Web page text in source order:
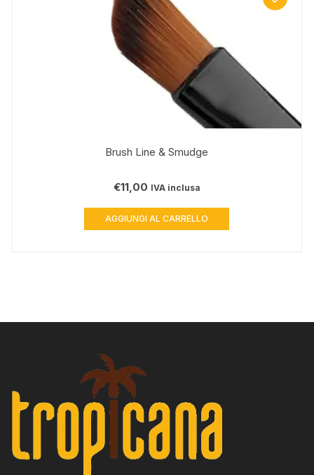
Brush Line & Smudge
€11,00 IVA inclusa
AGGIUNGI AL CARRELLO